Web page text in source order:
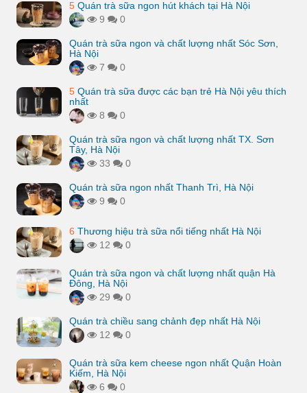
5 Quán trà sữa ngon hút khách tại Hà Nội
9
0
Quán trà sữa ngon và chất lượng nhất Sóc Sơn,
Hà Nội
7
0
5 Quán trà sữa được các bạn trẻ Hà Nội yêu thích
nhất
8
0
Quán trà sữa ngon và chất lượng nhất TX. Sơn
Tây, Hà Nội
33
0
Quán trà sữa ngon nhất Thanh Trì, Hà Nội
9
0
6 Thương hiệu trà sữa nổi tiếng nhất Hà Nội
12
0
Quán trà sữa ngon và chất lượng nhất quận Hà
Đông, Hà Nội
29
0
Quán trà chiều sang chảnh đẹp nhất Hà Nội
12
0
Quán trà sữa kem cheese ngon nhất Quận Hoàn
Kiếm, Hà Nội
6
0